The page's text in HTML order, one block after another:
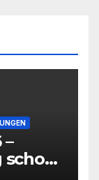
schon